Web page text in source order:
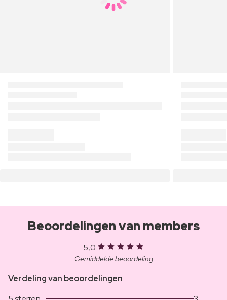
Beoordelingen van members
5,0
Gemiddelde beoordeling
Verdeling van beoordelingen